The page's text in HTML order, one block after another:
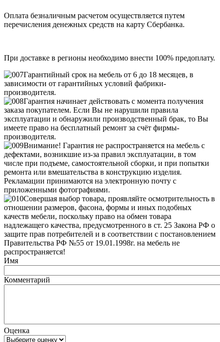
Оплата безналичным расчетом осуществляется путем
перечисления денежных средств на карту Сбербанка.
При доставке в регионы необходимо внести 100% предоплату.
Гарантийный срок на мебель от 6 до 18 месяцев, в
зависимости от гарантийных условий фабрики-
производителя.
Гарантия начинает действовать с момента получения
заказа покупателем. Если Вы не нарушили правила
эксплуатации и обнаружили производственный брак, то Вы
имеете право на бесплатный ремонт за счёт фирмы-
производителя.
Внимание! Гарантия не распространяется на мебель с
дефектами, возникшие из-за правил эксплуатации, в том
числе при подъеме, самостоятельной сборки, и при попытки
ремонта или вмешательства в конструкцию изделия.
Рекламации принимаются на электронную почту с
приложенными фотографиями.
Совершая выбор товара, проявляйте осмотрительность в
отношении размеров, фасона, формы и иных подобных
качеств мебели, поскольку право на обмен товара
надлежащего качества, предусмотренного в ст. 25 Закона РФ о
защите прав потребителей и в соответствии с постановлением
Правительства РФ №55 от 19.01.1998г. на мебель не
распространяется!
Имя
Комментарий
Оценка